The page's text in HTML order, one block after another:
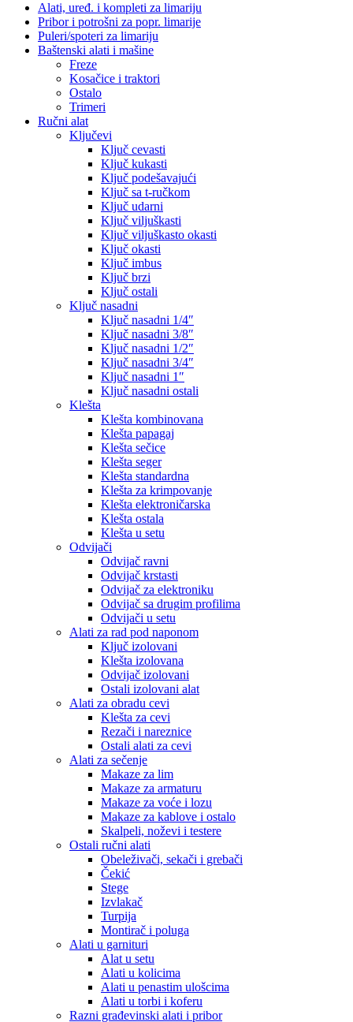
Alati, uređ. i kompleti za limariju
Pribor i potrošni za popr. limarije
Puleri/spoteri za limariju
Baštenski alati i mašine
Freze
Kosačice i traktori
Ostalo
Trimeri
Ručni alat
Ključevi
Ključ cevasti
Ključ kukasti
Ključ podešavajući
Ključ sa t-ručkom
Ključ udarni
Ključ viljuškasti
Ključ viljuškasto okasti
Ključ okasti
Ključ imbus
Ključ brzi
Ključ ostali
Ključ nasadni
Ključ nasadni 1/4″
Ključ nasadni 3/8″
Ključ nasadni 1/2″
Ključ nasadni 3/4″
Ključ nasadni 1″
Ključ nasadni ostali
Klešta
Klešta kombinovana
Klešta papagaj
Klešta sečice
Klešta seger
Klešta standardna
Klešta za krimpovanje
Klešta elektroničarska
Klešta ostala
Klešta u setu
Odvijači
Odvijač ravni
Odvijač krstasti
Odvijač za elektroniku
Odvijač sa drugim profilima
Odvijači u setu
Alati za rad pod naponom
Ključ izolovani
Klešta izolovana
Odvijač izolovani
Ostali izolovani alat
Alati za obradu cevi
Klešta za cevi
Rezači i nareznice
Ostali alati za cevi
Alati za sečenje
Makaze za lim
Makaze za armaturu
Makaze za voće i lozu
Makaze za kablove i ostalo
Skalpeli, noževi i testere
Ostali ručni alati
Obeleživači, sekači i grebači
Čekić
Stege
Izvlakač
Turpija
Montirač i poluga
Alati u garnituri
Alat u setu
Alati u kolicima
Alati u penastim ulošcima
Alati u torbi i koferu
Razni građevinski alati i pribor